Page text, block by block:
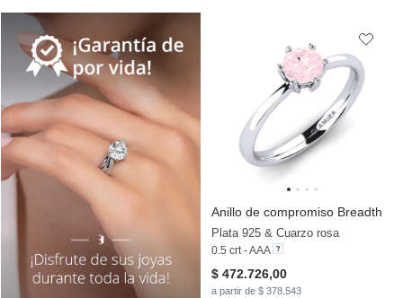
Anillo de compromiso Breadth
Plata 925 & Cuarzo rosa
0.5 crt - AAA
$ 472.726,00
a partir de $ 378.543